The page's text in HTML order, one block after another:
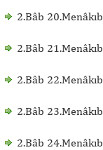
2.Bâb 20.Menâkıb
2.Bâb 21.Menâkıb
2.Bâb 22.Menâkıb
2.Bâb 23.Menâkıb
2.Bâb 24.Menâkıb